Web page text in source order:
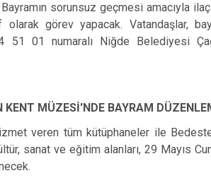
sorunsuz geçmesi amacıyla
görev yapacak. Vatandaşlar,
51 01 numaralı Niğde Belediyesi
KENT MÜZESİ'NDE BAYRAM
veren tüm kütüphaneler ile
sanat ve eğitim alanları, 29 Mayıs